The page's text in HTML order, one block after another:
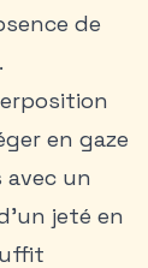
de
en gaze
un
jeté en